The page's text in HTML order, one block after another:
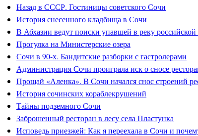
Назад в СССР. Гостиницы советского Сочи
История снесенного кладбища в Сочи
В Абхазии ведут поиски упавшей в реку российской
Прогулка на Министерские озера
Сочи в 90-х. Бандитские разборки с гастролерами
Администрация Сочи проиграла иск о сносе
Прощай «Аленка». В Сочи начался снос строений
История сочинских кораблекрушений
Тайны подземного Сочи
Заброшенный ресторан в лесу села Пластунка
Исповедь приезжей: Как я переехала в Сочи и